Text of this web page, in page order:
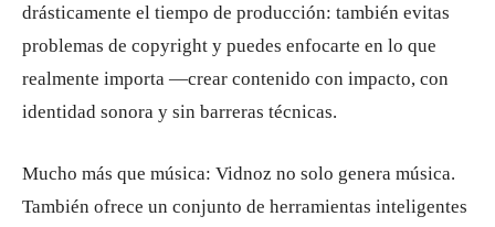
drásticamente el tiempo de producción: también evitas
problemas de copyright y puedes enfocarte en lo que
realmente importa —crear contenido con impacto, con
identidad sonora y sin barreras técnicas.
Mucho más que música: Vidnoz no solo genera música.
También ofrece un conjunto de herramientas inteligentes